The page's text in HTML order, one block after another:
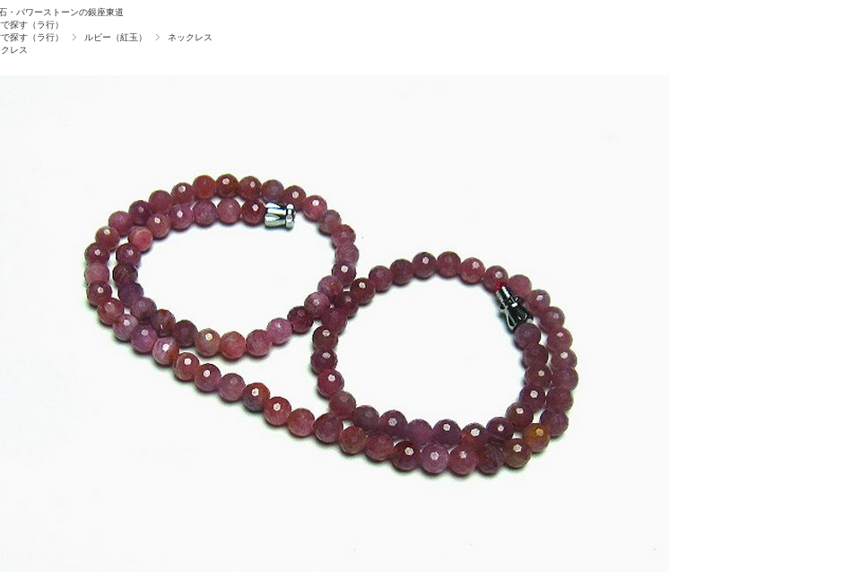
・パワーストーンの銀座東道
探す（ラ行）
探す（ラ行）
ルビー（紅玉）
ネックレス
レス